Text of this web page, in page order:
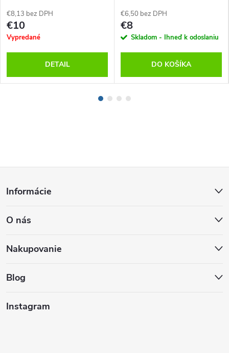
€8,13 bez DPH
€10
Vypredané
DETAIL
€6,50 bez DPH
€8
Skladom - Ihneď k odoslaniu
DO KOŠÍKA
p
ä
Informácie
O nás
Nakupovanie
Blog
Instagram